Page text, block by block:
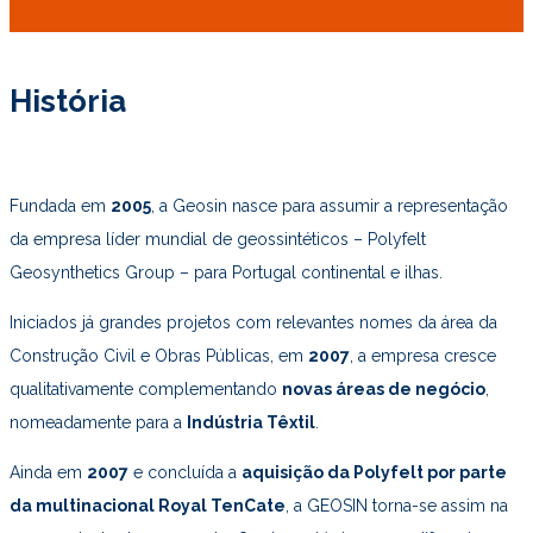
História
Fundada em 2005 , a Geosin nasce para assumir a representação
da empresa líder mundial de geossintéticos – Polyfelt
Geosynthetics Group – para Portugal continental e ilhas.
Iniciados já grandes projetos com relevantes nomes da área da
Construção Civil e Obras Públicas, em 2007 , a empresa cresce
qualitativamente complementando novas áreas de negócio
nomeadamente para a
Indústria Têxtil
Ainda em 2007 e concluída a aquisição da Polyfelt por parte
da multinacional Royal TenCate , a GEOSIN torna-se assim na